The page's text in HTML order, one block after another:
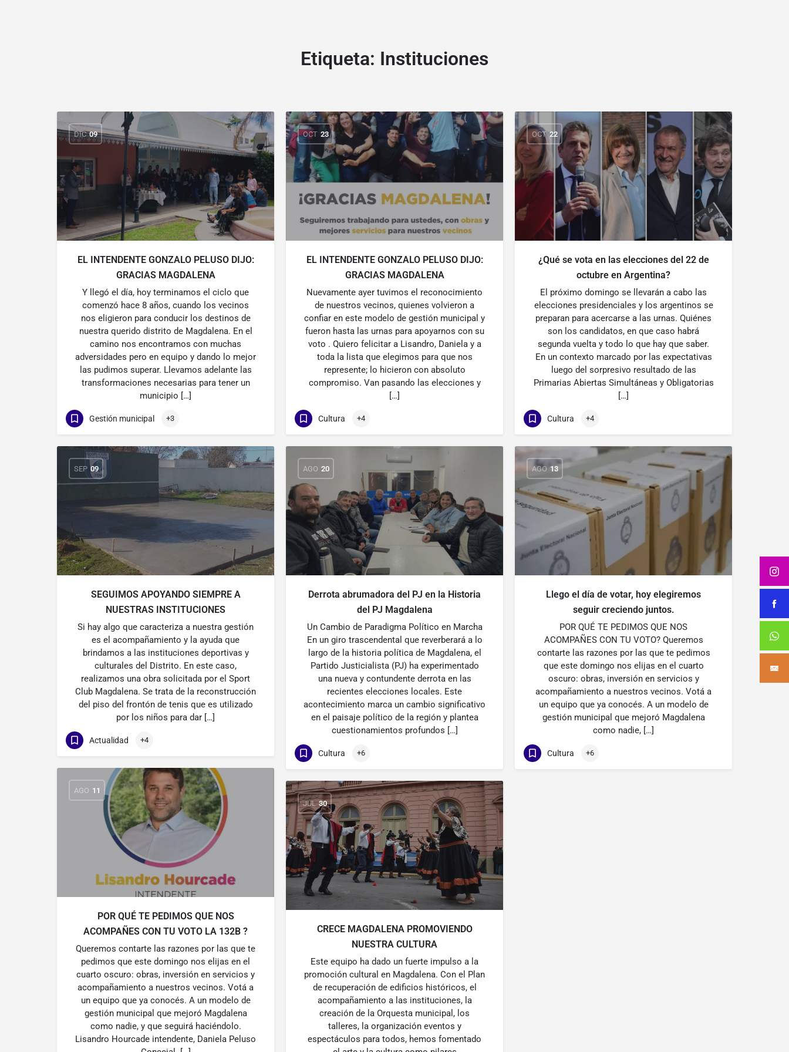
Etiqueta: Instituciones
DIC 09
EL INTENDENTE GONZALO PELUSO DIJO:
GRACIAS MAGDALENA
Y llegó el día, hoy terminamos el ciclo que
comenzó hace 8 años, cuando los vecinos
nos eligieron para conducir los destinos de
nuestra querido distrito de Magdalena. En el
camino nos encontramos con muchas
adversidades pero en equipo y dando lo mejor
las pudimos superar. Llevamos adelante las
transformaciones necesarias para tener un
municipio […]
Gestión municipal +3
OCT 23
EL INTENDENTE GONZALO PELUSO DIJO:
GRACIAS MAGDALENA
Nuevamente ayer tuvimos el reconocimiento
de nuestros vecinos, quienes volvieron a
confiar en este modelo de gestión municipal y
fueron hasta las urnas para apoyarnos con su
voto . Quiero felicitar a Lisandro, Daniela y a
toda la lista que elegimos para que nos
represente; lo hicieron con absoluto
compromiso. Van pasando las elecciones y
[…]
Cultura +4
OCT 22
¿Qué se vota en las elecciones del 22 de
octubre en Argentina?
El próximo domingo se llevarán a cabo las
elecciones presidenciales y los argentinos se
preparan para acercarse a las urnas. Quiénes
son los candidatos, en que caso habrá
segunda vuelta y todo lo que hay que saber.
En un contexto marcado por las expectativas
luego del sorpresivo resultado de las
Primarias Abiertas Simultáneas y Obligatorias
[…]
Cultura +4
SEP 09
SEGUIMOS APOYANDO SIEMPRE A
NUESTRAS INSTITUCIONES
Si hay algo que caracteriza a nuestra gestión
es el acompañamiento y la ayuda que
brindamos a las instituciones deportivas y
culturales del Distrito. En este caso,
realizamos una obra solicitada por el Sport
Club Magdalena. Se trata de la reconstrucción
del piso del frontón de tenis que es utilizado
por los niños para dar […]
Actualidad +4
AGO 20
Derrota abrumadora del PJ en la Historia
del PJ Magdalena
Un Cambio de Paradigma Político en Marcha
En un giro trascendental que reverberará a lo
largo de la historia política de Magdalena, el
Partido Justicialista (PJ) ha experimentado
una nueva y contundente derrota en las
recientes elecciones locales. Este
acontecimiento marca un cambio significativo
en el paisaje político de la región y plantea
cuestionamientos profundos […]
Cultura +6
AGO 13
Llego el día de votar, hoy elegiremos
seguir creciendo juntos.
POR QUÉ TE PEDIMOS QUE NOS
ACOMPAÑES CON TU VOTO? Queremos
contarte las razones por las que te pedimos
que este domingo nos elijas en el cuarto
oscuro: obras, inversión en servicios y
acompañamiento a nuestros vecinos. Votá a
un equipo que ya conocés. A un modelo de
gestión municipal que mejoró Magdalena
como nadie, […]
Cultura +6
AGO 11
POR QUÉ TE PEDIMOS QUE NOS
ACOMPAÑES CON TU VOTO LA 132B ?
Queremos contarte las razones por las que te
pedimos que este domingo nos elijas en el
cuarto oscuro: obras, inversión en servicios y
acompañamiento a nuestros vecinos. Votá a
un equipo que ya conocés. A un modelo de
gestión municipal que mejoró Magdalena
como nadie, y que seguirá haciéndolo.
Lisandro Hourcade intendente, Daniela Peluso
JUL 30
CRECE MAGDALENA PROMOVIENDO
NUESTRA CULTURA
Este equipo ha dado un fuerte impulso a la
promoción cultural en Magdalena. Con el Plan
de recuperación de edificios históricos, el
acompañamiento a las instituciones, la
creación de la Orquesta municipal, los
talleres, la organización eventos y
espectáculos para todos, hemos fomentado